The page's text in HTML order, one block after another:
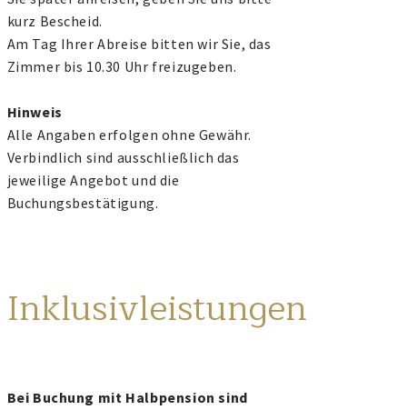
kurz Bescheid.
Am Tag Ihrer Abreise bitten wir Sie, das
Zimmer bis 10.30 Uhr freizugeben.
Hinweis
Alle Angaben erfolgen ohne Gewähr.
Verbindlich sind ausschließlich das
jeweilige Angebot und die
Buchungsbestätigung.
Inklusivleistungen
Bei Buchung mit Halbpension sind